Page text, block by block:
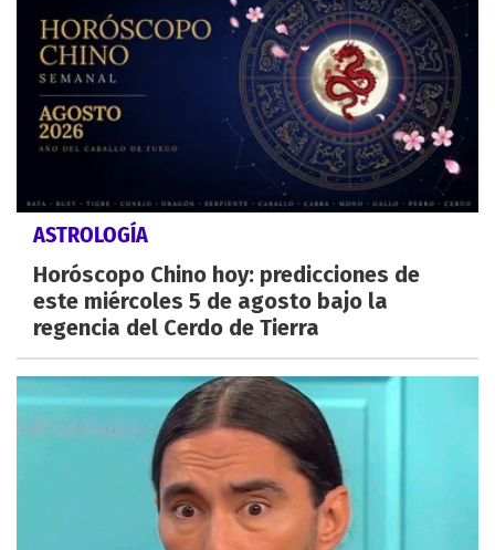
ASTROLOGÍA
Horóscopo Chino hoy: predicciones de
este miércoles 5 de agosto bajo la
regencia del Cerdo de Tierra